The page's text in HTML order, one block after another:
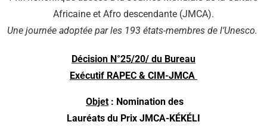
Africaine et Afro descendante (JMCA).
Une journée adoptée par les 193 états-membres de l’Unesco.
Décision N°25/20/ du Bureau
Exécutif RAPEC & CIM-JMCA
Objet : Nomination des
Lauréats du Prix JMCA-KÉKÉLI